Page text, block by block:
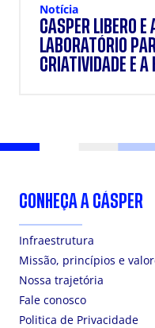
Notícia
CÁSPER LÍBERO E
LABORATÓRIO
CRIATIVIDADE E A
CONHEÇA A CÁSPER
Infraestrutura
Missão, princípios e
Nossa trajetória
Fale conosco
Politica de Privacidade